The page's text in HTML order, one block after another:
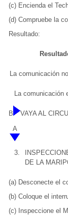
(c) Encienda el
(d) Compruebe la
Resultado:
La comunicación
La comunicación
B
VAYA AL
A
3.
DE LA
(a) Desconecte el
(b) Coloque el
(c) Inspeccione el